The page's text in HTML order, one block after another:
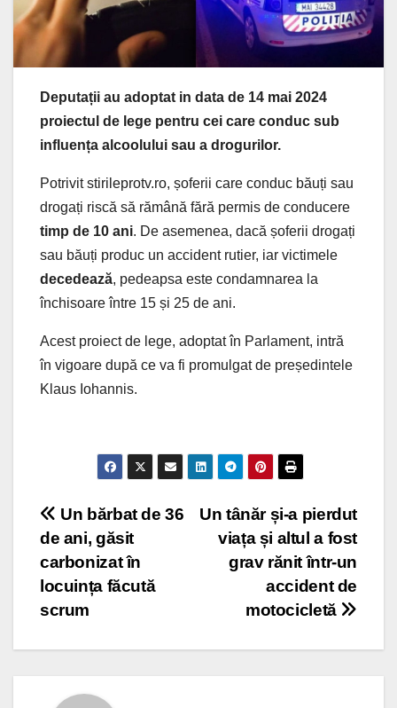
Deputații au adoptat in data de 14 mai 2024
proiectul de lege pentru cei care conduc sub
influența alcoolului sau a drogurilor.
Potrivit stirileprotv.ro, șoferii care conduc băuți sau
drogați riscă să rămână fără permis de conducere
timp de 10 ani. De asemenea, dacă șoferii drogați
sau băuți produc un accident rutier, iar victimele
decedează, pedeapsa este condamnarea la
închisoare între 15 și 25 de ani.
Acest proiect de lege, adoptat în Parlament, intră
în vigoare după ce va fi promulgat de președintele
Klaus Iohannis.
Post
navigation
Un tânăr și-a pierdut
viața și altul a fost
grav rănit într-un
accident de
motocicletă
Un bărbat de 36
de ani, găsit
carbonizat în
locuința făcută
scrum